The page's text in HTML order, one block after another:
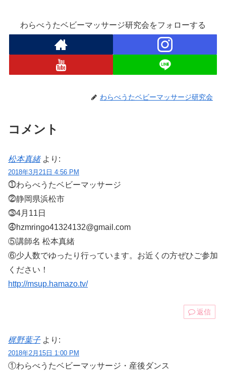
わらべうたベビーマッサージ研究会をフォローする
わらべうたベビーマッサージ研究会
コメント
松本真緒 より:
2018年3月21日 4:56 PM
⓵わらべうたベビーマッサージ
⓶静岡県浜松市
⓷4月11日
⓸hzmringo41324132@gmail.com
⑤講師名 松本真緒
⑥少人数でゆったり行っています。お近くの方ぜひご参加
ください！
http://msup.hamazo.tv/
返信
梶野葉子 より:
2018年2月15日 1:00 PM
①わらべうたベビーマッサージ・産後ダンス